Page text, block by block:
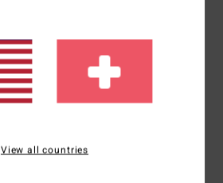
Preis-Leistungs-Verhältnis
5.0
View all countries